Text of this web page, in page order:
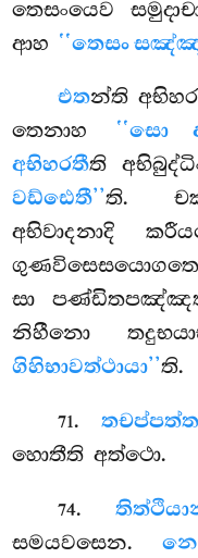
තෙසංයෙව
ආහ ‘‘තෙසං
එතන්ති
තෙනාහ ‘‘සො
අභිහරතීති
වඩ්ඪෙතී’’ති.
අභිවාදනාදි
සා
නිහීනො
ගිහිභාවත්ථායා’’ති.
71.
හොතීති අත්ථො.
74.
සමයවසෙන.